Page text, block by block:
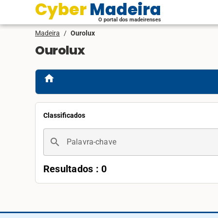
Cyber Madeira
O portal dos madeirenses
Madeira / Ourolux
Ourolux
home
Classificados
search Palavra-chave
Resultados : 0